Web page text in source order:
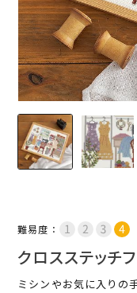
難易度：
クロスステッチ
ミシンやお気に入りの